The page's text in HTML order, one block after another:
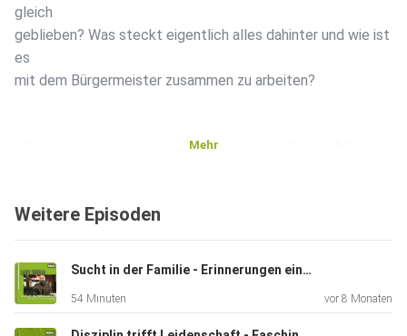
gleich
geblieben? Was steckt eigentlich alles dahinter und wie ist
es
mit dem Bürgermeister zusammen zu arbeiten?
All das und vieles mehr beantworten euch die drei Mädels
außerdem alle
Freitag
(24.04.2026) in Wunsiedel.
Mehr
Weitere Episoden
Sucht in der Familie - Erinnerungen einer vergessenen Kindheit
54 Minuten vor 8 Monaten